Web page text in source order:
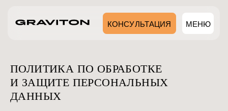
7 (495) 106-62-16
КОНСУЛЬТАЦИЯ
ПОЛИТИКА ПО ОБРАБОТКЕ
И ЗАЩИТЕ ПЕРСОНАЛЬНЫХ
ДАННЫХ